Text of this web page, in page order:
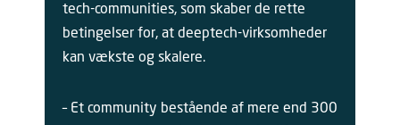
tech-communities, som skaber de rette
betingelser for, at deeptech-virksomheder
kan vækste og skalere.
– Et community bestående af mere end 300